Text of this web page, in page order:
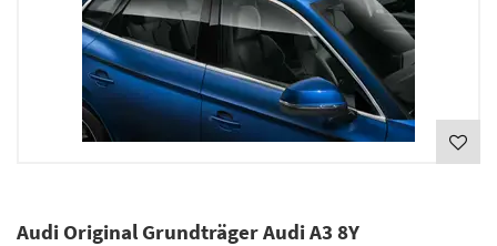
Audi Original Grundträger Audi A3 8Y